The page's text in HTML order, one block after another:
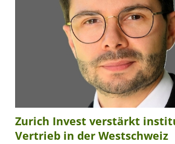
Zurich Invest verstärkt
Vertrieb in der Westschweiz